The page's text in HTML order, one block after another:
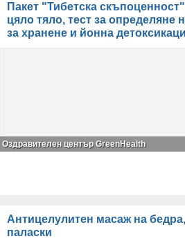
Пакет "Тибетска
цяло тяло, тест за определяне
за хранене и йонна
Оздравителен център GreenHealth
Антицелулитен масаж на
паласки